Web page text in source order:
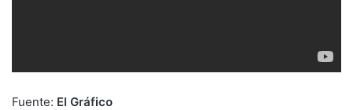
Fuente: El Gráfico